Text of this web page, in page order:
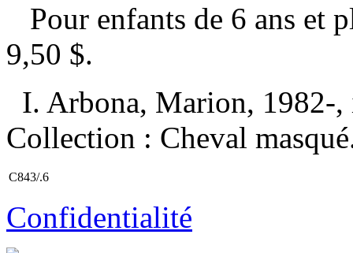
Pour enfants de 6 ans et
9,50 $.
I. Arbona, Marion,
Collection : Cheval
C843/.6
Confidentialité